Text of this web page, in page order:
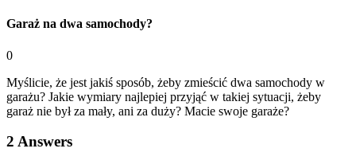
Garaż na dwa samochody?
0
Myślicie, że jest jakiś sposób, żeby zmieścić dwa samochody w
garażu? Jakie wymiary najlepiej przyjąć w takiej sytuacji, żeby
garaż nie był za mały, ani za duży? Macie swoje garaże?
2 Answers